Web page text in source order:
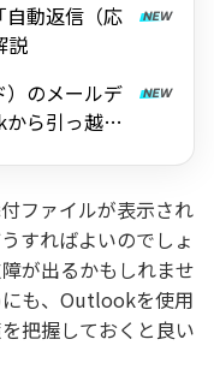
動返信（応
説
のメールデ
ら引っ越し
ファイルが表示され
すればよいのでしょ
が出るかもしれませ
も、Outlookを使用
把握しておくと良い